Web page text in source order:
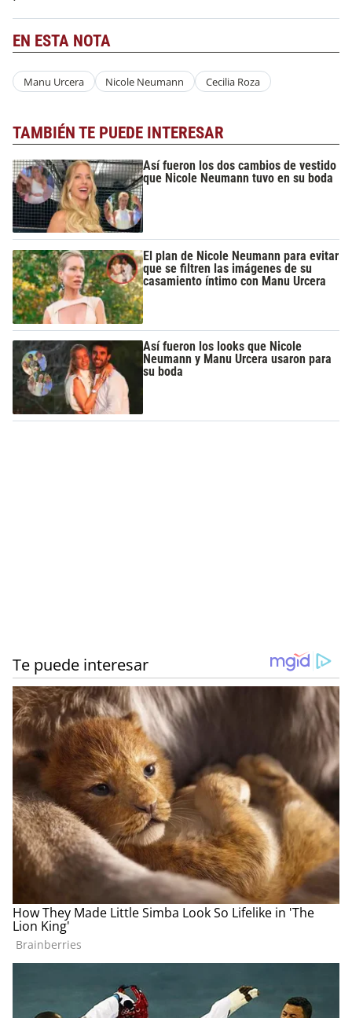
EN ESTA NOTA
Manu Urcera Nicole Neumann Cecilia Roza
TAMBIÉN TE PUEDE INTERESAR
Así fueron los dos cambios de vestido
que Nicole Neumann tuvo en su boda
El plan de Nicole Neumann para evitar
que se filtren las imágenes de su
casamiento íntimo con Manu Urcera
Así fueron los looks que Nicole
Neumann y Manu Urcera usaron para
su boda